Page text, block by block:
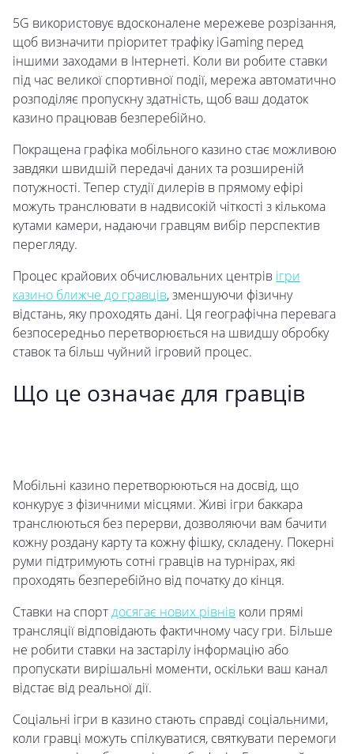
5G використовує вдосконалене мережеве розрізання,
щоб визначити пріоритет трафіку iGaming перед
іншими заходами в Інтернеті. Коли ви робите ставки
під час великої спортивної події, мережа автоматично
розподіляє пропускну здатність, щоб ваш додаток
казино працював безперебійно.
Покращена графіка мобільного казино стає можливою
завдяки швидшій передачі даних та розширеній
потужності. Тепер студії дилерів в прямому ефірі
можуть транслювати в надвисокій чіткості з кількома
кутами камери, надаючи гравцям вибір перспектив
перегляду.
Процес крайових обчислювальних центрів ігри
казино ближче до гравців, зменшуючи фізичну
відстань, яку проходять дані. Ця географічна перевага
безпосередньо перетворюється на швидшу обробку
ставок та більш чуйний ігровий процес.
Що це означає для гравців
Мобільні казино перетворюються на досвід, що
конкурує з фізичними місцями. Живі ігри баккара
транслюються без перерви, дозволяючи вам бачити
кожну роздану карту та кожну фішку, складену. Покерні
руми підтримують сотні гравців на турнірах, які
проходять безперебійно від початку до кінця.
Ставки на спортдосягає нових рівнів коли прямі
трансляції відповідають фактичному часу гри. Більше
не робити ставки на застарілу інформацію або
пропускати вирішальні моменти, оскільки ваш канал
відстає від реальної дії.
Соціальні ігри в казино стають справді соціальними,
коли гравці можуть спілкуватися, святкувати перемоги